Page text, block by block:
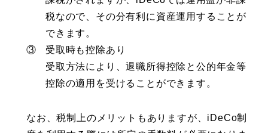
税なので、その分有利に資産運用することが
できます。
③
受取時も控除あり
受取方法により、退職所得控除と公的年金等
控除の適用を受けることができます。
なお、税制上のメリットもありますが、iDeCo制